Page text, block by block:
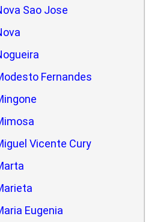
Sao Jose
Fernandes
Vicente Cury
Eugenia